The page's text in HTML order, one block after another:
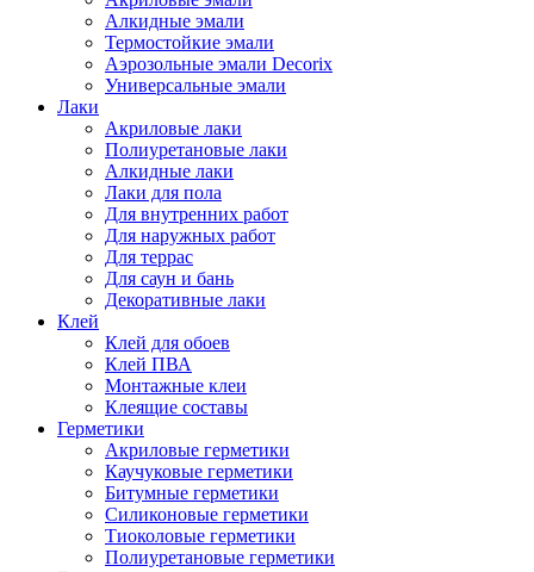
Алкидные эмали
Термостойкие эмали
Аэрозольные эмали Decorix
Универсальные эмали
Лаки
Акриловые лаки
Полиуретановые лаки
Алкидные лаки
Лаки для пола
Для внутренних работ
Для наружных работ
Для террас
Для саун и бань
Декоративные лаки
Клей
Клей для обоев
Клей ПВА
Монтажные клеи
Клеящие составы
Герметики
Акриловые герметики
Каучуковые герметики
Битумные герметики
Силиконовые герметики
Тиоколовые герметики
Полиуретановые герметики